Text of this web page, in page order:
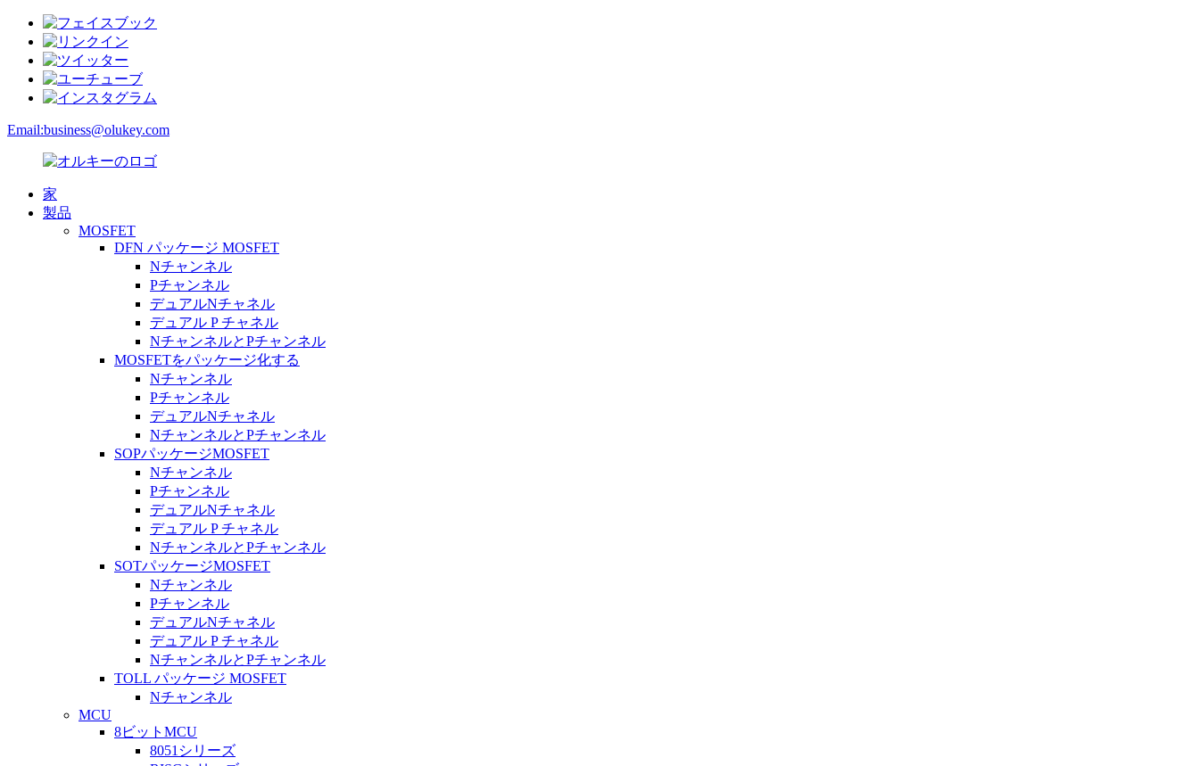
Email:business@olukey.com
家
製品
MOSFET
DFN パッケージ MOSFET
Nチャンネル
Pチャンネル
デュアルNチャネル
デュアル P チャネル
NチャンネルとPチャンネル
MOSFETをパッケージ化する
Nチャンネル
Pチャンネル
デュアルNチャネル
NチャンネルとPチャンネル
SOPパッケージMOSFET
Nチャンネル
Pチャンネル
デュアルNチャネル
デュアル P チャネル
NチャンネルとPチャンネル
SOTパッケージMOSFET
Nチャンネル
Pチャンネル
デュアルNチャネル
デュアル P チャネル
NチャンネルとPチャンネル
TOLL パッケージ MOSFET
Nチャンネル
MCU
8ビットMCU
8051シリーズ